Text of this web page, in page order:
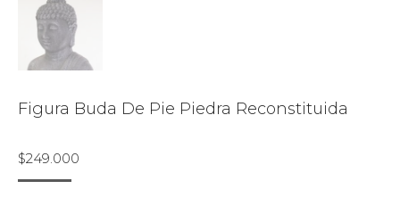
Figura Buda De Pie Piedra Reconstituida
$249.000